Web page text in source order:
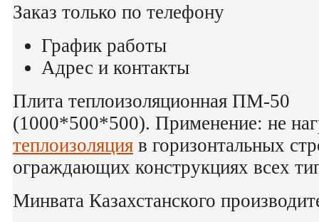
Заказ только по телефону
График работы
Адрес и контакты
Плита теплоизоляционная ПМ-50
(1000*500*500). Применение: не
теплоизоляция в горизонтальных
ограждающих конструкциях всех
Минвата Казахстанского